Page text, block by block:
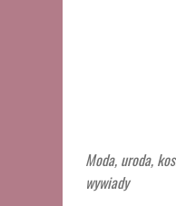
Moda, uroda,
wywiady